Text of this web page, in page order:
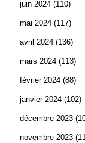
juin 2024 (110)
mai 2024 (117)
avril 2024 (136)
mars 2024 (113)
février 2024 (88)
janvier 2024 (102)
décembre 2023
novembre 2023